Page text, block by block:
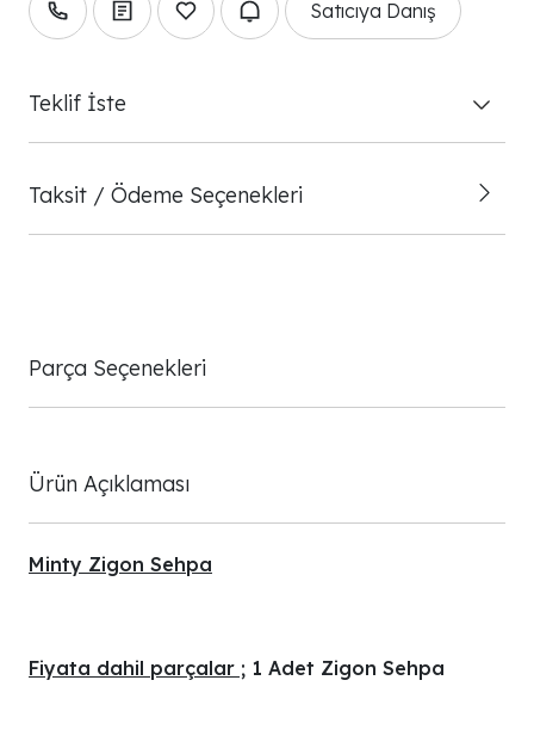
Satıcıya Danış
Teklif İste
Taksit / Ödeme Seçenekleri
Parça Seçenekleri
Ürün Açıklaması
Minty Zigon Sehpa
Fiyata dahil parçalar ; 1 Adet Zigon Sehpa